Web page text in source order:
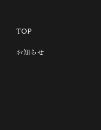
TOP
お知らせ